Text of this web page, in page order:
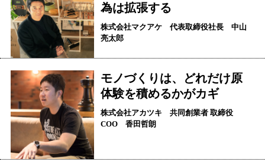
為は拡張する
株式会社マクアケ 代表取締役社長 中山
亮太郎
モノづくりは、どれだけ原
体験を積めるかがカギ
株式会社アカツキ 共同創業者 取締役
COO 香田哲朗